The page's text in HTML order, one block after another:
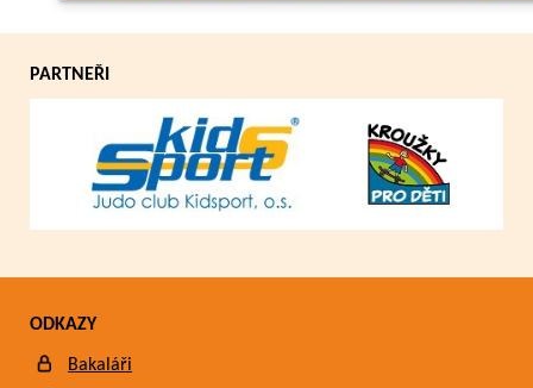
PARTNEŘI
ODKAZY
Bakaláři